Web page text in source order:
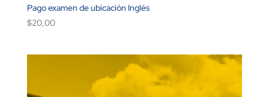
Pago examen de ubicación Inglés
$20,00